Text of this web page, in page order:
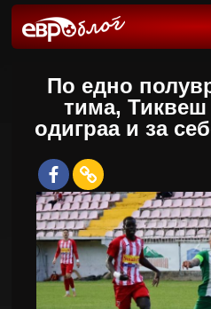
По едно
тима,
одиграа и за